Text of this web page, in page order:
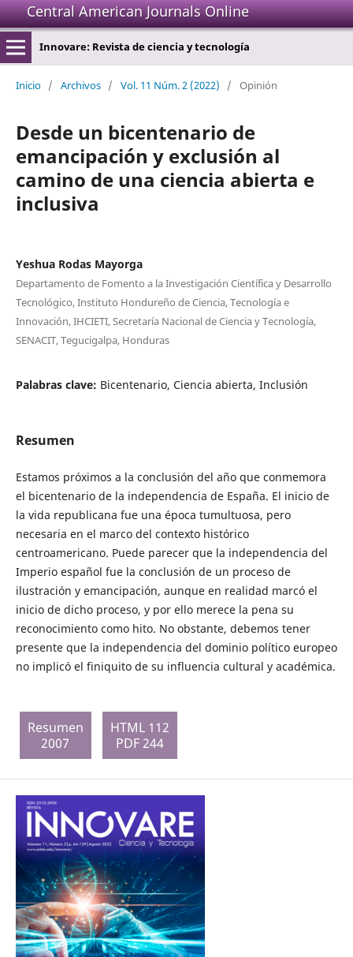
Central American Journals Online
Innovare: Revista de ciencia y tecnología
Inicio / Archivos / Vol. 11 Núm. 2 (2022) / Opinión
Desde un bicentenario de
emancipación y exclusión al
camino de una ciencia abierta e
inclusiva
Yeshua Rodas Mayorga
Departamento de Fomento a la Investigación Científica y Desarrollo
Tecnológico, Instituto Hondureño de Ciencia, Tecnología e
Innovación, IHCIETI, Secretaría Nacional de Ciencia y Tecnología,
SENACIT, Tegucigalpa, Honduras
Palabras clave: Bicentenario, Ciencia abierta, Inclusión
Resumen
Estamos próximos a la conclusión del año que conmemora
el bicentenario de la independencia de España. El inicio de
la vida republicana fue una época tumultuosa, pero
necesaria en el marco del contexto histórico
centroamericano. Puede parecer que la independencia del
Imperio español fue la conclusión de un proceso de
ilustración y emancipación, aunque en realidad marcó el
inicio de dicho proceso, y por ello merece la pena su
reconocimiento como hito. No obstante, debemos tener
presente que la independencia del dominio político europeo
no implicó el finiquito de su influencia cultural y académica.
Resumen
2007
HTML 112
PDF 244